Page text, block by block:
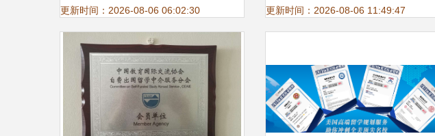
更新时间：2026-08-06 06:02:30 服务
更新时间：2026-08-06 11:49:47